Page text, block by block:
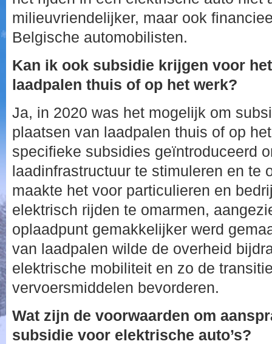
milieuvriendelijker, maar ook
Belgische automobilisten.
Kan ik ook subsidie krijgen voor
laadpalen thuis of op het werk?
Ja, in 2020 was het mogelijk om
plaatsen van laadpalen thuis of op
specifieke subsidies geïntroduceerd
laadinfrastructuur te stimuleren en te
maakte het voor particulieren en
elektrisch rijden te omarmen,
oplaadpunt gemakkelijker werd
van laadpalen wilde de overheid
elektrische mobiliteit en zo de
vervoersmiddelen bevorderen.
Wat zijn de voorwaarden om
subsidie voor elektrische auto’s?